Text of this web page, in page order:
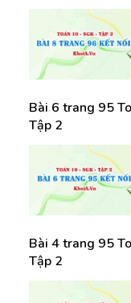
Bài 6 trang 95
Tập 2
Bài 4 trang 95
Tập 2